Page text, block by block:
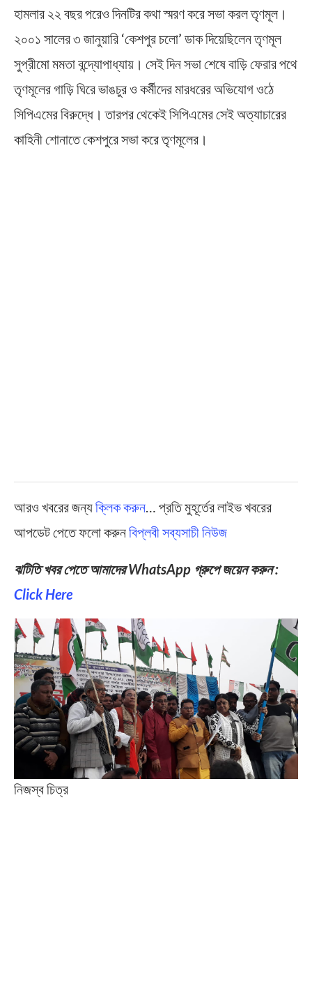
হামলার ২২ বছর পরেও দিনটির কথা স্মরণ করে সভা করল তৃণমূল।
২০০১ সালের ৩ জানুয়ারি ‘কেশপুর চলো’ ডাক দিয়েছিলেন তৃণমূল
সুপ্রীমো মমতা বন্দ্যোপাধ্যায়। সেই দিন সভা শেষে বাড়ি ফেরার পথে
তৃণমূলের গাড়ি ঘিরে ভাঙচুর ও কর্মীদের মারধরের অভিযোগ ওঠে
সিপিএমের বিরুদ্ধে। তারপর থেকেই সিপিএমের সেই অত্যাচারের
কাহিনী শোনাতে কেশপুরে সভা করে তৃণমূলের।
আরও খবরের জন্যক্লিক করুন… প্রতি মুহূর্তের লাইভ খবরের
আপডেট পেতে ফলো করুনবিপ্লবী সব্যসাচী নিউজ
ঝটিতি খবর পেতে আমাদের WhatsApp গ্রুপে জয়েন করুন :
Click Here
নিজস্ব চিত্র